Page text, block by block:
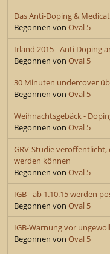
Das Anti-Doping &
Begonnen von Oval 5
Irland 2015 - Anti Doping
Begonnen von Oval 5
30 Minuten undercover
Begonnen von Oval 5
Weihnachtsgebäck -
Begonnen von Oval 5
GRV-Studie
werden können
Begonnen von Oval 5
IGB - ab 1.10.15 werden
Begonnen von Oval 5
IGB-Warnung vor
Begonnen von Oval 5